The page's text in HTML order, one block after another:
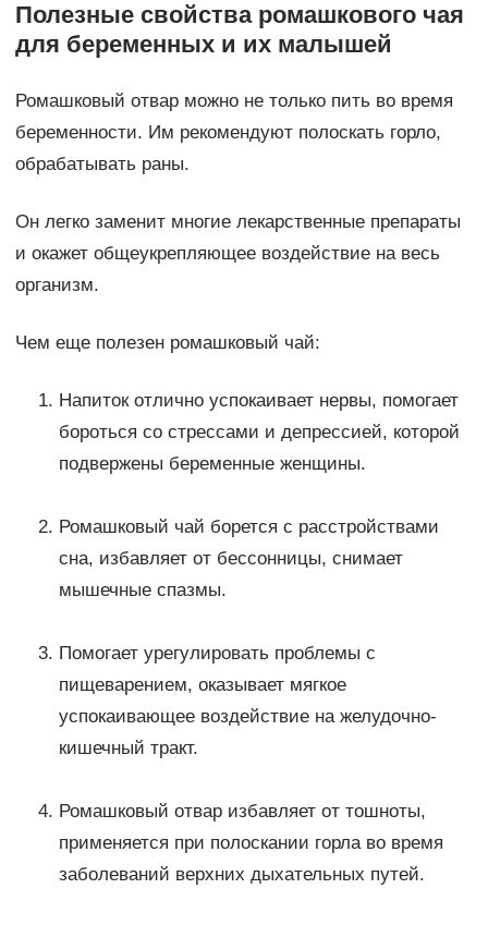
Полезные свойства ромашкового чая
для беременных и их малышей
Ромашковый отвар можно не только пить во время
беременности. Им рекомендуют полоскать горло,
обрабатывать раны.
Он легко заменит многие лекарственные препараты
и окажет общеукрепляющее воздействие на весь
организм.
Чем еще полезен ромашковый чай:
Напиток отлично успокаивает нервы, помогает
бороться со стрессами и депрессией, которой
подвержены беременные женщины.
Ромашковый чай борется с расстройствами
сна, избавляет от бессонницы, снимает
мышечные спазмы.
Помогает урегулировать проблемы с
пищеварением, оказывает мягкое
успокаивающее воздействие на желудочно-
кишечный тракт.
Ромашковый отвар избавляет от тошноты,
применяется при полоскании горла во время
заболеваний верхних дыхательных путей.